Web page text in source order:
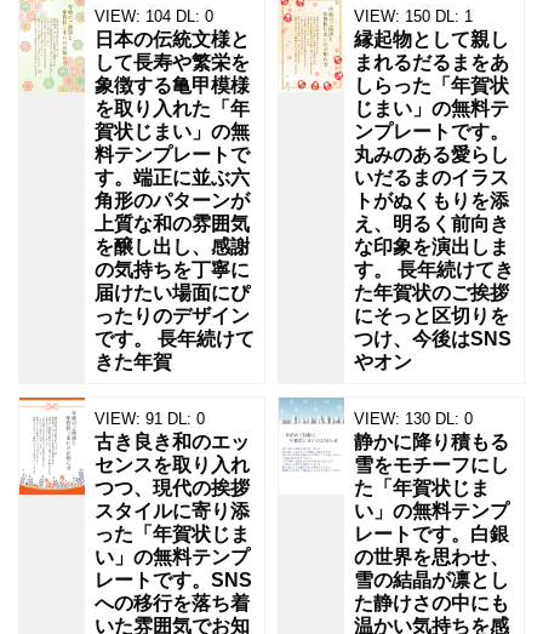
い
の
例
VIEW: 104 DL: 0
日本の伝統文様と
して長寿や繁栄を
象徴する亀甲模様
を取り入れた「年
賀状じまい」の無
料テンプレートで
す。端正に並ぶ六
角形のパターンが
上質な和の雰囲気
を醸し出し、感謝
の気持ちを丁寧に
届けたい場面にぴ
ったりのデザイン
です。 長年続けて
きた年賀
VIEW: 150 DL: 1
縁起物として親し
まれるだるまをあ
しらった「年賀状
じまい」の無料テ
ンプレートです。
丸みのある愛らし
いだるまのイラス
トがぬくもりを添
え、明るく前向き
な印象を演出しま
す。 長年続けてき
た年賀状のご挨拶
にそっと区切りを
つけ、今後はSNS
やオン
VIEW: 91 DL: 0
古き良き和のエッ
センスを取り入れ
つつ、現代の挨拶
スタイルに寄り添
った「年賀状じま
い」の無料テンプ
レートです。SNS
への移行を落ち着
いた雰囲気でお知
VIEW: 130 DL: 0
静かに降り積もる
雪をモチーフにし
た「年賀状じま
い」の無料テンプ
レートです。白銀
の世界を思わせ、
雪の結晶が凛とし
た静けさの中にも
温かい気持ちを感